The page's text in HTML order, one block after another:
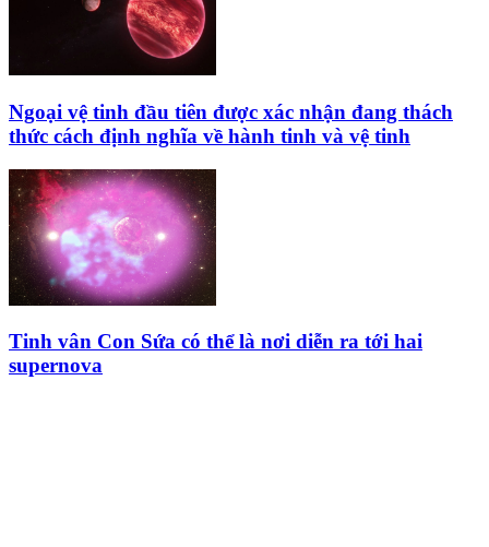
Ngoại vệ tinh đầu tiên được xác nhận đang thách
thức cách định nghĩa về hành tinh và vệ tinh
Tinh vân Con Sứa có thể là nơi diễn ra tới hai
supernova